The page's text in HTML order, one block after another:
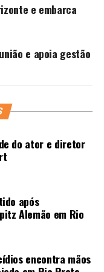
e embarca
e apoia gestão
do ator e diretor
após
Alemão em Rio
encontra mãos